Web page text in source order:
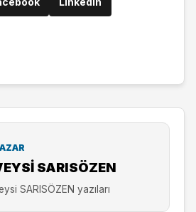
SARISÖZEN
SARISÖZEN yazıları